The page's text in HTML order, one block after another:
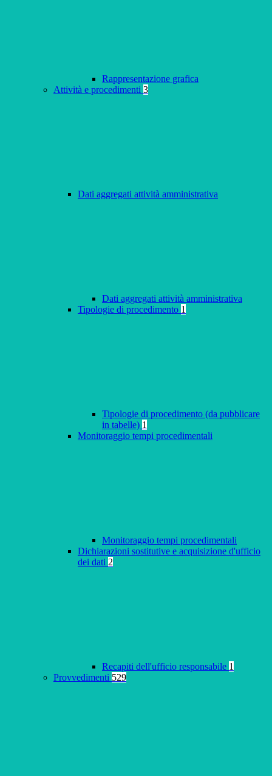
Rappresentazione grafica
Attività e procedimenti 3
Dati aggregati attività amministrativa
Dati aggregati attività amministrativa
Tipologie di procedimento 1
Tipologie di procedimento (da pubblicare
in tabelle) 1
Monitoraggio tempi procedimentali
Monitoraggio tempi procedimentali
Dichiarazioni sostitutive e acquisizione d'ufficio
dei dati 2
Recapiti dell'ufficio responsabile 1
Provvedimenti 529